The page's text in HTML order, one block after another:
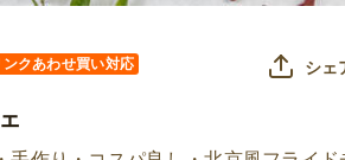
ンクあわせ買い対応 シェ